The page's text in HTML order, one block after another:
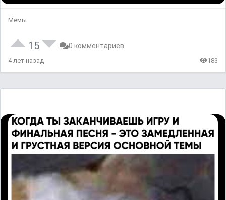
Мемы
15 0 комментариев
4 лет назад 183